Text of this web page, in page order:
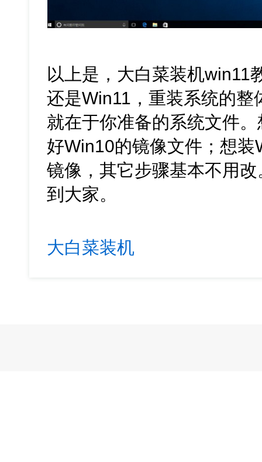
以上是，大白菜装机win11
还是Win11，重装系统的
就在于你准备的系统文件
好Win10的镜像文件；想
镜像，其它步骤基本不用
到大家。
大白菜装机